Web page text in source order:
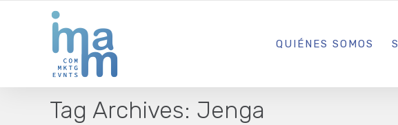
AGENCIA CREATIVA DE COMUNICACIÓN Y ESTRATEGIA DIGITAL IBIZA · MADRID ·
QUIÉNES SOMOS
Tag Archives: Jenga